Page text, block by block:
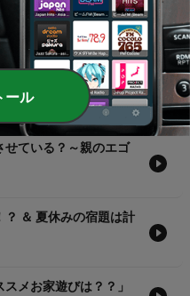
うしたらいいのよぉ
ている？～親のエゴ
＆ 夏休みの宿題は計
メお家遊びは？？」
ール